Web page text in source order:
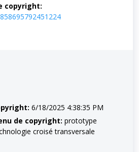
copyright:
6/18/2025 4:38:35 PM
de copyright: prototype
croisé transversale